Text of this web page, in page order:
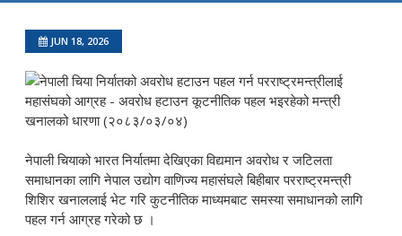
JUN 18, 2026
नेपाली चियाको भारत निर्यातमा देखिएका विद्यमान अवरोध र जटिलता
समाधानका लागि नेपाल उद्योग वाणिज्य महासंघले बिहीबार परराष्ट्रमन्त्री
शिशिर खनाललाई भेट गरि कुटनीतिक माध्यमबाट समस्या समाधानको लागि
पहल गर्न आग्रह गरेको छ ।